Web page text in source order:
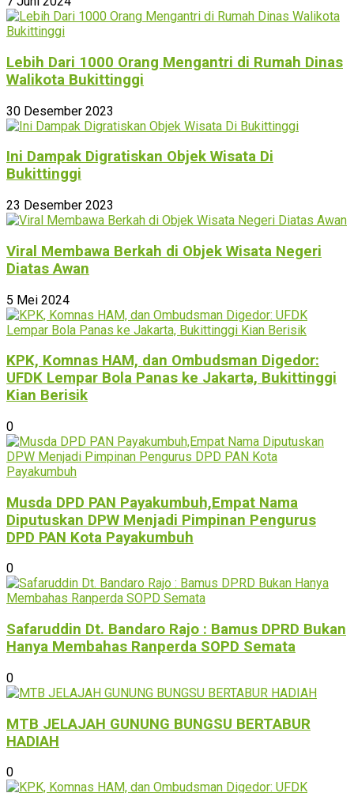
Lebih Dari 1000 Orang Mengantri di Rumah Dinas
Walikota Bukittinggi
30 Desember 2023
Ini Dampak Digratiskan Objek Wisata Di
Bukittinggi
23 Desember 2023
Viral Membawa Berkah di Objek Wisata Negeri
Diatas Awan
5 Mei 2024
KPK, Komnas HAM, dan Ombudsman Digedor:
UFDK Lempar Bola Panas ke Jakarta, Bukittinggi
Kian Berisik
0
Musda DPD PAN Payakumbuh,Empat Nama
Diputuskan DPW Menjadi Pimpinan Pengurus
DPD PAN Kota Payakumbuh
0
Safaruddin Dt. Bandaro Rajo : Bamus DPRD Bukan
Hanya Membahas Ranperda SOPD Semata
0
MTB JELAJAH GUNUNG BUNGSU BERTABUR
HADIAH
0